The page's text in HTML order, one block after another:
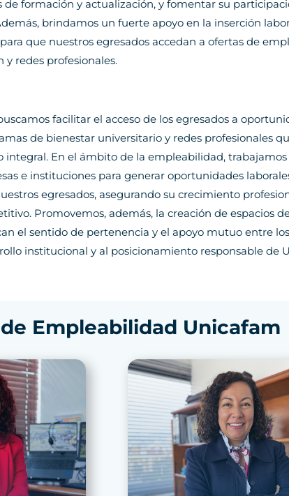
de formación y actualización, y fomentar su
brindamos un fuerte apoyo en la inserción
que nuestros egresados accedan a ofertas de
redes profesionales.
facilitar el acceso de los egresados a
de bienestar universitario y redes profesionales
integral. En el ámbito de la empleabilidad, trabajamos
e instituciones para generar oportunidades
egresados, asegurando su crecimiento
Promovemos, además, la creación de espacios
el sentido de pertenencia y el apoyo mutuo entre
institucional y al posicionamiento responsable de
Empleabilidad Unicafam